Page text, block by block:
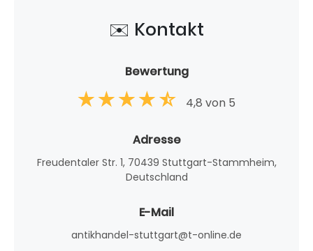
✉️ Kontakt
Bewertung
4,8 von 5
Adresse
Freudentaler Str. 1, 70439 Stuttgart-Stammheim,
Deutschland
E-Mail
antikhandel-stuttgart@t-online.de